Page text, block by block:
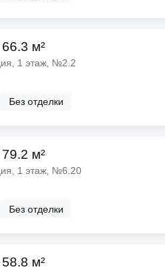
м²
1 этаж, №2.2
Без отделки
м²
1 этаж, №6.20
Без отделки
м²